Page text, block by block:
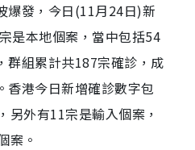
爆發，今日(11月24日)新
是本地個案，當中包括54
群組累計共187宗確診，成
香港今日新增確診數字包
另外有11宗是輸入個案，
案。